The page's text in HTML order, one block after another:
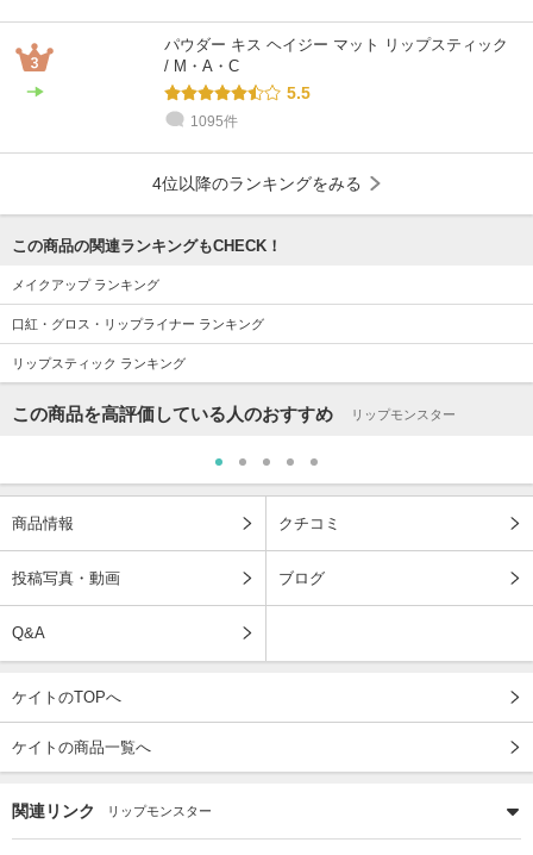
パウダー キス ヘイジー マット リップスティック
/ M・A・C
5.5
1095件
4位以降のランキングをみる
この商品の関連ランキングもCHECK！
メイクアップ ランキング
口紅・グロス・リップライナー ランキング
リップスティック ランキング
この商品を高評価している人のおすすめ リップモンスター
商品情報 クチコミ
投稿写真・動画 ブログ
Q&A
ケイトのTOPへ
ケイトの商品一覧へ
関連リンク リップモンスター